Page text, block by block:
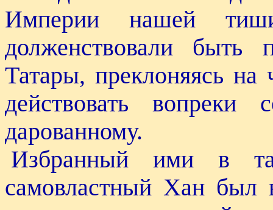
Империи нашей
долженствовали быть
Татары, преклоняясь на
действовать вопреки
дарованному.
Избранный ими в
самовластный Хан был